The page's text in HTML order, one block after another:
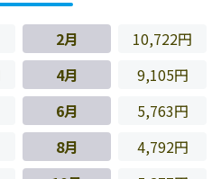
2月
10,722円
4月
9,105円
6月
5,763円
8月
4,792円